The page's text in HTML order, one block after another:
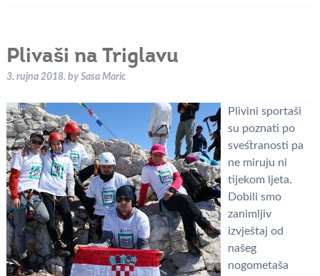
Plivaši na Triglavu
3. rujna 2018. by Sasa Maric
Plivini sportaši
su poznati po
svestranosti pa
ne miruju ni
tijekom ljeta.
Dobili smo
zanimljiv
izvještaj od
našeg
nogometaša